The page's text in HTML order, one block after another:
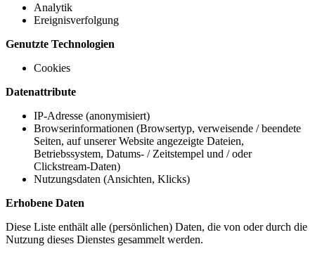
Analytik
Ereignisverfolgung
Genutzte Technologien
Cookies
Datenattribute
IP-Adresse (anonymisiert)
Browserinformationen (Browsertyp, verweisende / beendete
Seiten, auf unserer Website angezeigte Dateien,
Betriebssystem, Datums- / Zeitstempel und / oder
Clickstream-Daten)
Nutzungsdaten (Ansichten, Klicks)
Erhobene Daten
Diese Liste enthält alle (persönlichen) Daten, die von oder durch die
Nutzung dieses Dienstes gesammelt werden.